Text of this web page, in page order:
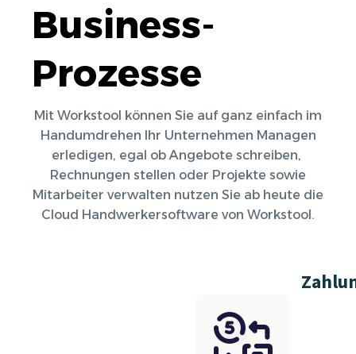
Business-
Prozesse
Mit Workstool können Sie auf ganz einfach im
Handumdrehen Ihr Unternehmen Managen
erledigen, egal ob Angebote schreiben,
Rechnungen stellen oder Projekte sowie
Mitarbeiter verwalten nutzen Sie ab heute die
Cloud Handwerkersoftware von Workstool.